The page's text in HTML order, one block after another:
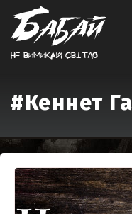
Не вимикай свiтло
#Кеннет